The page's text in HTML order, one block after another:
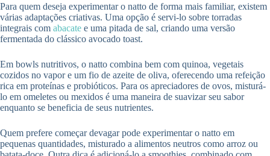
Para quem deseja experimentar o natto de forma mais familiar, existem
várias adaptações criativas. Uma opção é servi-lo sobre torradas
integrais com abacate e uma pitada de sal, criando uma versão
fermentada do clássico avocado toast.
Em bowls nutritivos, o natto combina bem com quinoa, vegetais
cozidos no vapor e um fio de azeite de oliva, oferecendo uma refeição
rica em proteínas e probióticos. Para os apreciadores de ovos, misturá-
lo em omeletes ou mexidos é uma maneira de suavizar seu sabor
enquanto se beneficia de seus nutrientes.
Quem prefere começar devagar pode experimentar o natto em
pequenas quantidades, misturado a alimentos neutros como arroz ou